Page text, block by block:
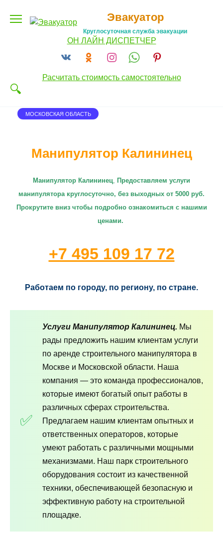
Эвакуатор
Круглосуточная служба эвакуации
ОН ЛАЙН ДИСПЕТЧЕР
Расчитать стоимость самостоятельно
МОСКОВСКАЯ ОБЛАСТЬ
Манипулятор Калининец
Манипулятор Калининец Предоставляем услуги
манипулятора круглосуточно, без выходных от 5000 руб.
Прокрутите вниз чтобы подробно ознакомиться с нашими
ценами.
+7 495 109 17 72
Работаем по городу, по региону, по стране.
Услуги Манипулятор Калининец. Мы
рады предложить нашим клиентам услуги
по аренде строительного манипулятора в
Москве и Московской области. Наша
компания — это команда профессионалов,
которые имеют богатый опыт работы в
различных сферах строительства.
Предлагаем нашим клиентам опытных и
ответственных операторов, которые
умеют работать с различными мощными
механизмами. Наш парк строительного
оборудования состоит из качественной
техники, обеспечивающей безопасную и
эффективную работу на строительной
площадке.